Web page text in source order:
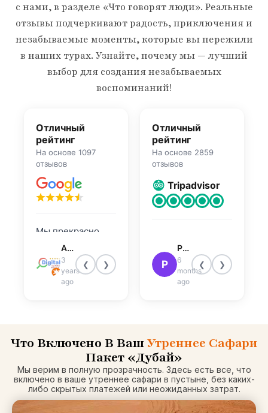
с нами, в разделе «Что говорят люди». Реальные
отзывы подчеркивают радость, приключения и
незабываемые моменты, которые вы пережили
в наших турах. Узнайте, почему мы — лучший
выбор для создания незабываемых
воспоминаний!
Отличный
рейтинг
На основе 1097
отзывов
Мы прекрасно
провели время!
Водитель
проделал
отличную работу.
водить машину
так, как будто они
ее украли.
Atley Joseph
3
years
ago
❮ ❯
Отличный
рейтинг
На основе 2859
отзывов
Tripadvisor
уровне, Сафари-
тур по пустыне
Дубая
качестве гида! Я
поехала с мужем,
сестрой и зятем!
Мы поехали на
частной поездке
(стоит того на
P
Patricia R
6
months
ago
❮ ❯
Что Включено В ВашУтреннее Сафари
Пакет «Дубай»
Мы верим в полную прозрачность. Здесь есть все, что
включено в ваше утреннее сафари в пустыне, без каких-
либо скрытых платежей или неожиданных затрат.